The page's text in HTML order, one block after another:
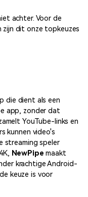
achter. Voor de
zijn dit onze topkeuzes
die dient als een
app, zonder dat
YouTube-links en
kunnen video's
streaming speler
NewPipe maakt
krachtige Android-
keuze is voor